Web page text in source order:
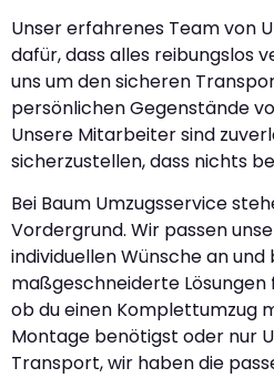
Unser erfahrenes Team von
dafür, dass alles reibungslos
uns um den sicheren
persönlichen Gegenstände
Unsere Mitarbeiter sind
sicherzustellen, dass nichts
Bei Baum Umzugsservice
Vordergrund. Wir passen
individuellen Wünsche an und
maßgeschneiderte Lösungen
ob du einen Komplettumzug
Montage benötigst oder nur
Transport, wir haben die